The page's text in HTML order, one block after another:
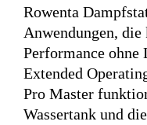
Rowenta
Anwendungen,
Performance ohne
Extended
Pro Master
Wassertank und